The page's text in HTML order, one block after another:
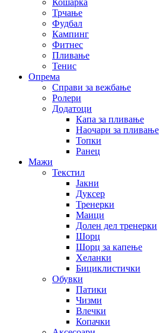
Кошарка
Трчање
Фудбал
Кампинг
Фитнес
Пливање
Тенис
Опрема
Справи за вежбање
Ролери
Додатоци
Капа за пливање
Наочари за пливање
Топки
Ранец
Мажи
Текстил
Јакни
Дуксер
Тренерки
Маици
Долен дел тренерки
Шорц
Шорц за капење
Хеланки
Бициклистички
Обувки
Патики
Чизми
Влечки
Копачки